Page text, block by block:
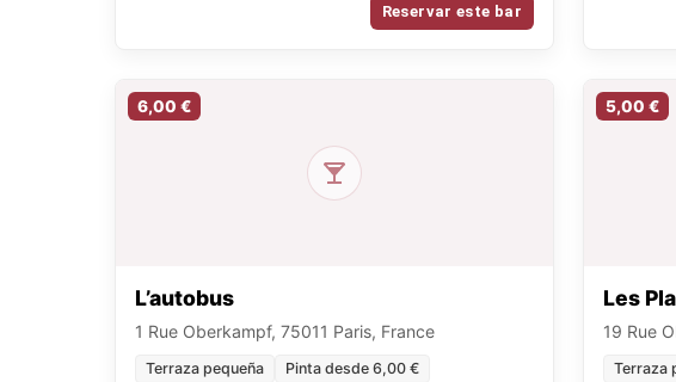
Reservar este bar
6,00 €
L’autobus
1 Rue Oberkampf, 75011 Paris, France
Terraza pequeña Pinta desde 6,00 €
5,00 €
Les
19 Rue
Terraza